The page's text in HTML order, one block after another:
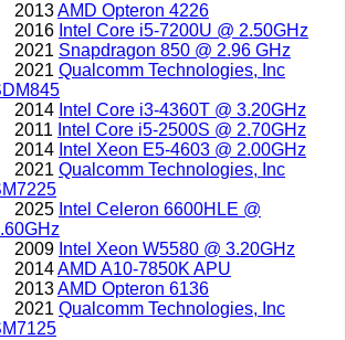
2013AMD Opteron 4226
2016 Intel Core i5-7200U @ 2.50GHz
2021 Snapdragon 850 @ 2.96 GHz
2021 Qualcomm Technologies, Inc
2014 Intel Core i3-4360T @ 3.20GHz
2011 Intel Core i5-2500S @ 2.70GHz
2014 Intel Xeon E5-4603 @ 2.00GHz
2021 Qualcomm Technologies, Inc
2025 Intel Celeron 6600HLE @
2009 Intel Xeon W5580 @ 3.20GHz
2014AMD A10-7850K APU
2013AMD Opteron 6136
2021 Qualcomm Technologies, Inc